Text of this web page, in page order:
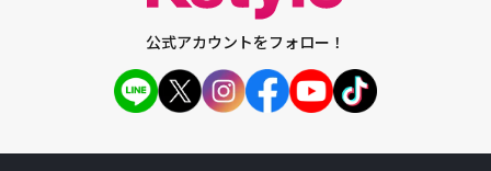
公式アカウントをフォロー！